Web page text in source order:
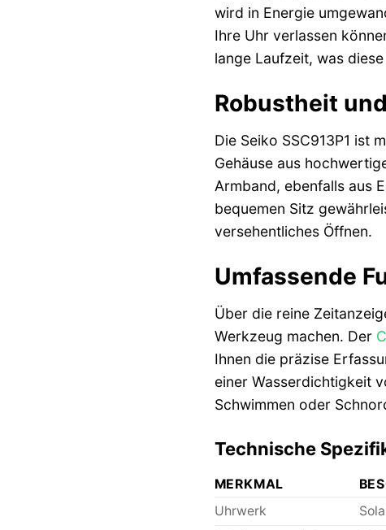
wird in Energie
Ihre Uhr verlassen
lange Laufzeit, was
Robustheit
Die Seiko SSC913P1 ist
Gehäuse aus
Armband, ebenfalls aus
bequemen Sitz
versehentliches Öffnen.
Umfassende
Über die reine
Werkzeug machen. Der
Ihnen die präzise
einer Wasserdichtigkeit
Schwimmen oder
Technische
MERKMAL
Uhrwerk